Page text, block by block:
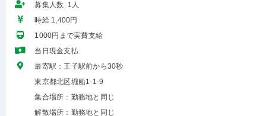
募集人数 1人
時給 1,400円
1000円まで実費支給
当日現金支払
最寄駅：王子駅前から30秒
東京都北区堀船1-1-9
集合場所：勤務地と同じ
解散場所：勤務地と同じ